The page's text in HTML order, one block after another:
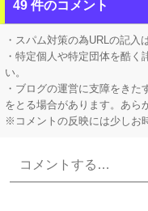
【にじさんじ】 すこや、母親に「ゴミ持ってきな
49 件のコメント
・スパム対策の為URLの記入
・特定個人や特定団体を酷く
い。
・ブログの運営に支障をき
をとる場合があります。あら
※コメントの反映には少しお